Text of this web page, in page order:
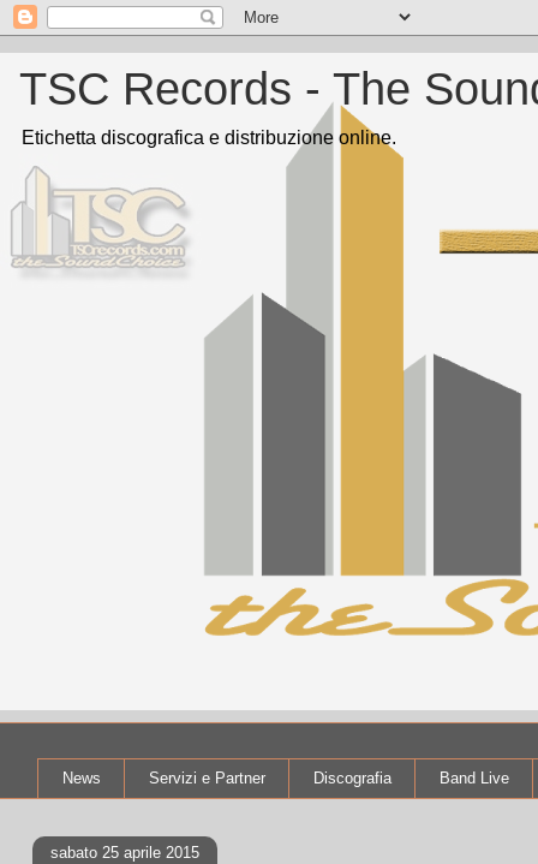
TSC Records - The
Etichetta discografica e distribuzione online.
News Servizi e Partner Discografia Band Live
sabato 25 aprile 2015